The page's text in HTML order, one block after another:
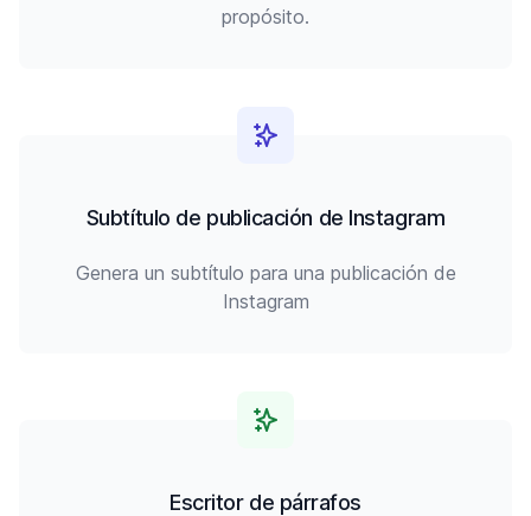
propósito.
Subtítulo de publicación de Instagram
Genera un subtítulo para una publicación de
Instagram
Escritor de párrafos